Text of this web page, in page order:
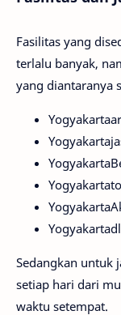
Fasilitas yang
terlalu banyak,
yang diantaranya
Sedangkan untuk
setiap hari dari
waktu setempat.